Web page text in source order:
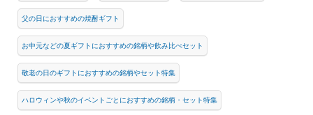
父の日におすすめの焼酎ギフト
お中元などの夏ギフトにおすすめの銘柄や飲み比べセット
敬老の日のギフトにおすすめの銘柄やセット特集
ハロウィンや秋のイベントごとにおすすめの銘柄・セット特集